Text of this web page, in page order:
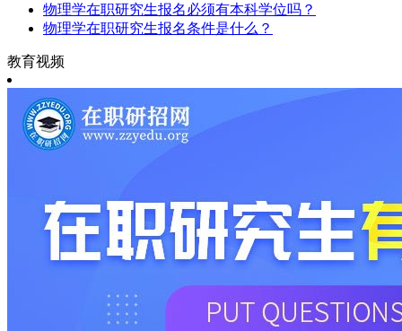
物理学在职研究生报名必须有本科学位吗？
物理学在职研究生报名条件是什么？
教育视频